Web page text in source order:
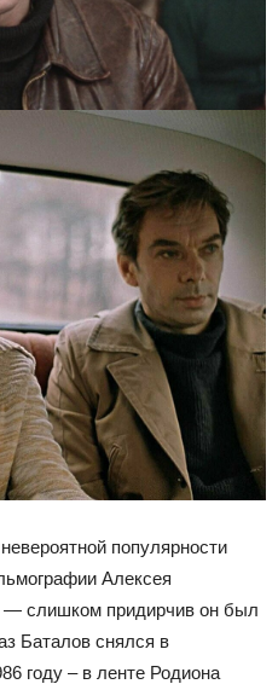
популярности
Алексея
— слишком придирчив он был
Баталов снялся в
году – в ленте Родиона